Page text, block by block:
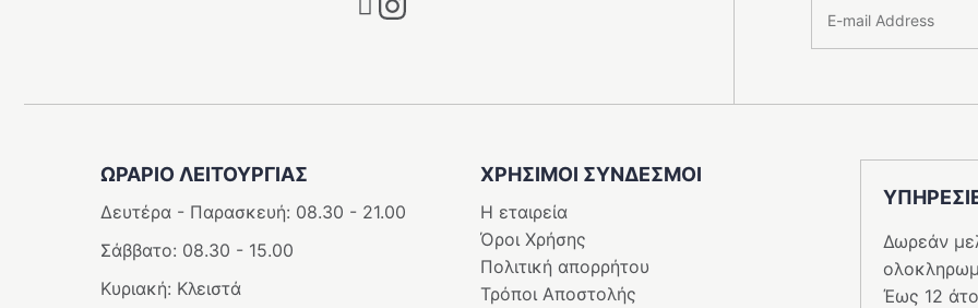
ΩΡΑΡΙΟ ΛΕΙΤΟΥΡΓΙΑΣ
Δευτέρα - Παρασκευή: 08.30 - 21.00
Σάββατο: 08.30 - 15.00
Κυριακή: Κλειστά
ΧΡΗΣΙΜΟΙ ΣΥΝΔΕΣΜΟΙ
Η εταιρεία
Όροι Χρήσης
Πολιτική απορρήτου
Τρόποι Αποστολής
Δωρεάν
Έως 12